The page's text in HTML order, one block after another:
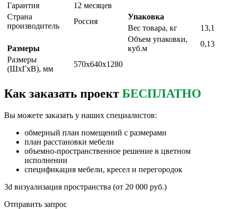
Гарантия
12 месяцев
Страна
производитель
Россия
Размеры
Размеры
(ШxГxВ), мм
570х640х1280
Упаковка
Вес товара, кг
13,1
Объем упаковки,
куб.м
0,13
Как заказать проект БЕСПЛАТНО
Вы можете заказать у наших специалистов:
обмерный план помещений с размерами
план расстановки мебели
объемно-пространственное решение в цветном
исполнении
спецификация мебели, кресел и перегородок
3d визуализация пространства (от 20 000 руб.)
Отправить запрос